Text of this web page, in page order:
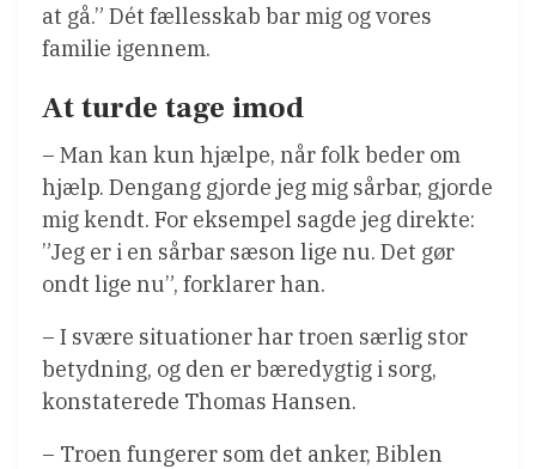
at gå.” Dét fællesskab bar mig og vores
familie igennem.
At turde tage imod
– Man kan kun hjælpe, når folk beder om
hjælp. Dengang gjorde jeg mig sårbar, gjorde
mig kendt. For eksempel sagde jeg direkte:
”Jeg er i en sårbar sæson lige nu. Det gør
ondt lige nu”, forklarer han.
– I svære situationer har troen særlig stor
betydning, og den er bæredygtig i sorg,
konstaterede Thomas Hansen.
– Troen fungerer som det anker, Biblen